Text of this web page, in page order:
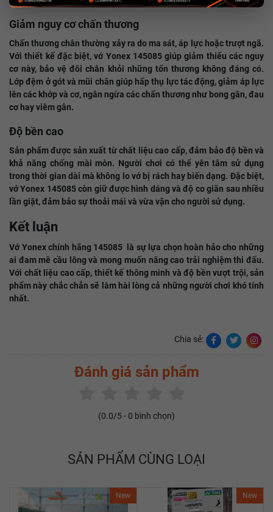
Giảm nguy cơ chấn thương
Chấn thương chân thường xảy ra do ma sát, áp lực hoặc trượt ngã.
Với thiết kế đặc biệt, vớ Yonex 145085 giúp giảm thiểu các nguy
cơ này, bảo vệ đôi chân khỏi những tổn thương không đáng có.
Lớp đệm ở gót và mũi chân giúp hấp thụ lực tác động, giảm áp lực
lên các khớp và cơ, ngăn ngừa các chấn thương như bong gân, đau
cơ hay viêm gân.
Độ bền cao
Sản phẩm được sản xuất từ chất liệu cao cấp, đảm bảo độ bền và
khả năng chống mài mòn. Người chơi có thể yên tâm sử dụng
trong thời gian dài mà không lo vớ bị rách hay biến dạng. Đặc biệt,
vớ Yonex 145085 còn giữ được hình dáng và độ co giãn sau nhiều
lần giặt, đảm bảo sự thoải mái và vừa vặn cho người sử dụng.
Kết luận
Vớ Yonex chính hãng 145085 là sự lựa chọn hoàn hảo cho những
ai đam mê cầu lông và mong muốn nâng cao trải nghiệm thi đấu.
Với chất liệu cao cấp, thiết kế thông minh và độ bền vượt trội, sản
phẩm này chắc chắn sẽ làm hài lòng cả những người chơi khó tính
nhất.
Chia sẻ:
Đánh giá sản phẩm
(0.0/5 - 0 bình chọn)
SẢN PHẨM CÙNG LOẠI
New New